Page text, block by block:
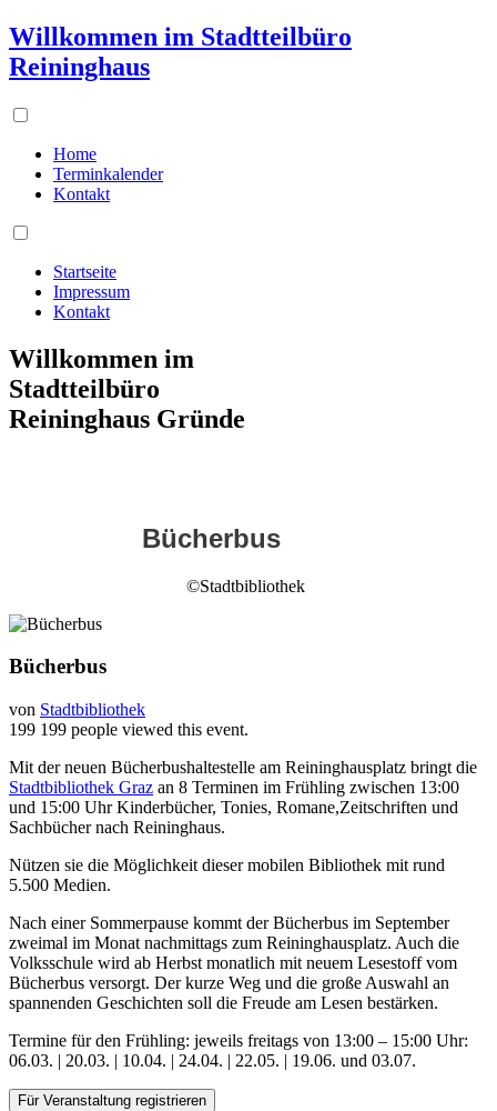
Willkommen im Stadtteilbüro
Reininghaus
Home
Terminkalender
Kontakt
Startseite
Impressum
Kontakt
Willkommen im
Stadtteilbüro
Reininghaus Gründe
Bücherbus
©Stadtbibliothek
Bücherbus
von Stadtbibliothek
199 199 people viewed this event.
Mit der neuen Bücherbushaltestelle am Reininghausplatz bringt die
Stadtbibliothek Graz an 8 Terminen im Frühling zwischen 13:00
und 15:00 Uhr Kinderbücher, Tonies, Romane,Zeitschriften und
Sachbücher nach Reininghaus.
Nützen sie die Möglichkeit dieser mobilen Bibliothek mit rund
5.500 Medien.
Nach einer Sommerpause kommt der Bücherbus im September
zweimal im Monat nachmittags zum Reininghausplatz. Auch die
Volksschule wird ab Herbst monatlich mit neuem Lesestoff vom
Bücherbus versorgt. Der kurze Weg und die große Auswahl an
spannenden Geschichten soll die Freude am Lesen bestärken.
Termine für den Frühling: jeweils freitags von 13:00 – 15:00 Uhr:
06.03. | 20.03. | 10.04. | 24.04. | 22.05. | 19.06. und 03.07.
Für Veranstaltung registrieren